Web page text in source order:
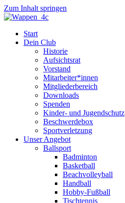
Zum Inhalt springen
Start
Dein Club
Historie
Aufsichtsrat
Vorstand
Mitarbeiter*innen
Mitgliederbereich
Downloads
Spenden
Kinder- und Jugendschutz
Beschwerdebox
Sportverletzung
Unser Angebot
Ballsport
Badminton
Basketball
Beachvolleyball
Handball
Hobby-Fußball
Tischtennis